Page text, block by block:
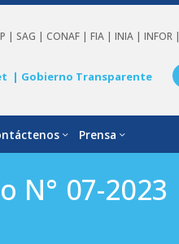
| SAG | CONAF |FIA |INIA |INFOR |
| Gobierno Transparente
Prensa
N° 07-2023